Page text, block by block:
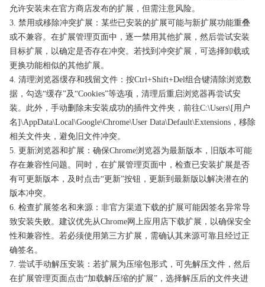
允许安装未在官方商店发布的扩展，但需注意风险。
3. 禁用或移除冲突扩展：某些已安装的扩展可能与新扩展功能重叠
或不兼容。在扩展管理页面中，逐一禁用其他扩展，然后尝试安装
目标扩展，以确定是否存在冲突。若找到冲突扩展，可选择卸载或
更换功能相似的其他扩展。
4. 清理浏览器缓存和残留文件：按Ctrl+Shift+Del组合键清除浏览数
据，勾选“缓存”及“Cookies”等选项，清理后重启浏览器再尝试安
装。此外，手动删除未安装成功的插件文件夹，前往C:\Users\[用户
名]\AppData\Local\Google\Chrome\User Data\Default\Extensions，移除
相关文件夹，避免旧文件冲突。
5. 更新浏览器和扩展：确保Chrome浏览器为最新版本，旧版本可能
存在兼容性问题。同时，在扩展管理页面中，检查已安装扩展是否
有可更新版本，及时点击“更新”按钮，更新到最新版以解决潜在的
版本冲突。
6. 检查扩展签名和来源：非官方渠道下载的扩展可能因签名异常导
致安装失败。建议优先从Chrome网上应用店下载扩展，以确保安全
性和兼容性。若必须使用第三方扩展，需确认其来源可靠且经过正
确签名。
7. 尝试手动解压安装：若扩展为压缩包形式，可先解压文件，然后
在扩展管理页面点击“加载解压缩的扩展”，选择解压后的文件夹进